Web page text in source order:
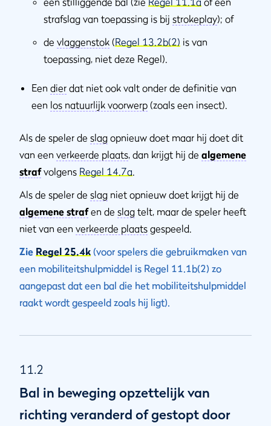
strafslag van toepassing is bij strokeplay); of
de vlaggenstok (Regel 13.2b(2) is van
toepassing, niet deze Regel).
Een dier dat niet ook valt onder de definitie van
een los natuurlijk voorwerp (zoals een insect).
Als de speler de slag opnieuw doet maar hij doet dit
van een verkeerde plaats, dan krijgt hij de algemene
strafvolgens Regel 14.7a.
Als de speler de slag niet opnieuw doet krijgt hij de
algemene strafen de slag telt, maar de speler heeft
niet van een verkeerde plaats gespeeld.
Zie Regel 25.4k (voor spelers die gebruikmaken van
een mobiliteitshulpmiddel is Regel 11.1b(2) zo
aangepast dat een bal die het mobiliteitshulpmiddel
raakt wordt gespeeld zoals hij ligt).
11.2
Bal in beweging opzettelijk van
richting veranderd of gestopt door